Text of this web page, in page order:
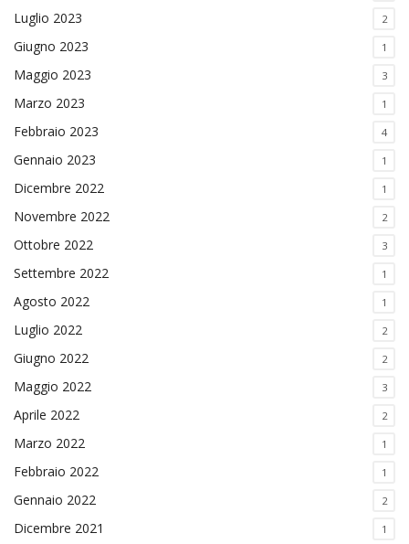
Luglio 2023 2
Giugno 2023 1
Maggio 2023 3
Marzo 2023 1
Febbraio 2023 4
Gennaio 2023 1
Dicembre 2022 1
Novembre 2022 2
Ottobre 2022 3
Settembre 2022 1
Agosto 2022 1
Luglio 2022 2
Giugno 2022 2
Maggio 2022 3
Aprile 2022 2
Marzo 2022 1
Febbraio 2022 1
Gennaio 2022 2
Dicembre 2021 1